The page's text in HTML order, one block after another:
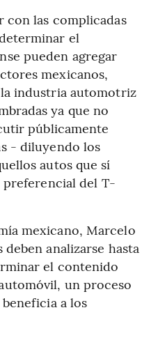
con las complicadas
el
pueden agregar
mexicanos,
industria automotriz
ya que no
públicamente
- diluyendo los
autos que sí
preferencial del T-
mexicano, Marcelo
analizarse hasta
el contenido
un proceso
a los